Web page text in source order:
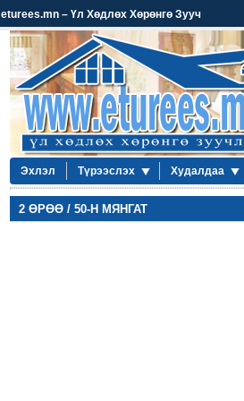
eturees.mn – Үл Хөдлөх Хөрөнгө Зууч
Эхлэл Түрээслэх Худалдаа
2 ӨРӨӨ / 50-Н МЯНГАТ